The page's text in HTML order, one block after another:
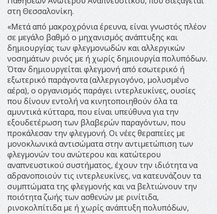
στη Θεσσαλονίκη.
«Μετά από μακροχρόνια έρευνα, είναι γνωστός πλέον
σε μεγάλο βαθμό ο μηχανισμός ανάπτυξης και
δημιουργίας των φλεγμονωδών και αλλεργικών
νοσημάτων ρινός με ή χωρίς δημιουργία πολυπόδων.
Όταν δημιουργείται φλεγμονή από εσωτερικό ή
εξωτερικό παράγοντα (αλλεργιογόνο, μολυσμένο
αέρα), ο οργανισμός παράγει ιντερλευκίνες, ουσίες
που δίνουν εντολή να κινητοποιηθούν όλα τα
αμυντικά κύτταρα, που είναι υπεύθυνα για την
εξουδετέρωση των βλαβερών παραγόντων, που
προκάλεσαν την φλεγμονή. Οι νέες θεραπείες με
μονοκλωνικά αντισώματα στην αντιμετώπιση των
φλεγμονών του ανώτερου και κατώτερου
αναπνευστικού συστήματος, έχουν την ιδιότητα να
αδρανοποιούν τις ιντερλευκίνες, να κατευνάζουν τα
συμπτώματα της φλεγμονής και να βελτιώνουν την
ποιότητα ζωής των ασθενών με ρινίτιδα,
ρινοκολπίτιδα με ή χωρίς ανάπτυξη πολυπόδων,